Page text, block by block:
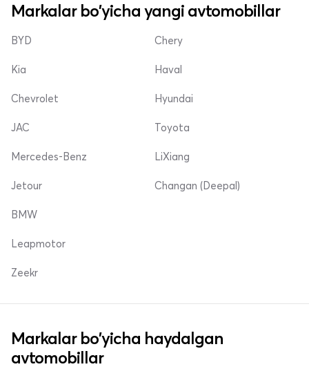
Markalar bo'yicha yangi avtomobillar
BYD
Kia
Chevrolet
Chery
Haval
Hyundai
JAC
Mercedes-Benz
Jetour
Toyota
LiXiang
Changan (Deepal)
BMW
Leapmotor
Zeekr
Markalar bo'yicha haydalgan
avtomobillar